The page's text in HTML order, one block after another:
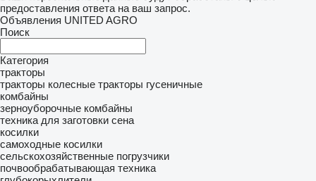
предоставления ответа на ваш запрос.
Объявления UNITED AGRO
Поиск
Категория
тракторы
тракторы колесные тракторы гусеничные
комбайны
зерноуборочные комбайны
техника для заготовки сена
косилки
самоходные косилки
сельскохозяйственные погрузчики
почвообрабатывающая техника